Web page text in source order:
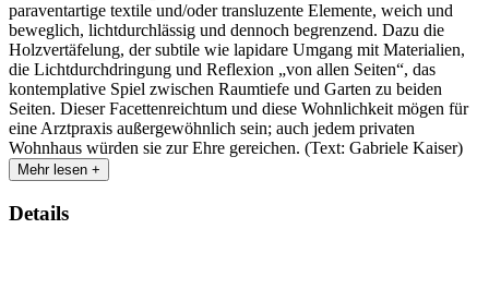
paraventartige textile und/oder transluzente Elemente, weich und
beweglich, lichtdurchlässig und dennoch begrenzend. Dazu die
Holzvertäfelung, der subtile wie lapidare Umgang mit Materialien,
die Lichtdurchdringung und Reflexion „von allen Seiten“, das
kontemplative Spiel zwischen Raumtiefe und Garten zu beiden
Seiten. Dieser Facettenreichtum und diese Wohnlichkeit mögen für
eine Arztpraxis außergewöhnlich sein; auch jedem privaten
Wohnhaus würden sie zur Ehre gereichen. (Text: Gabriele Kaiser)
Mehr lesen +
Details